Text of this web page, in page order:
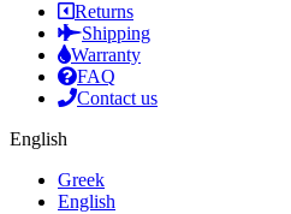
Returns
Shipping
Warranty
FAQ
Contact us
English
Greek
English